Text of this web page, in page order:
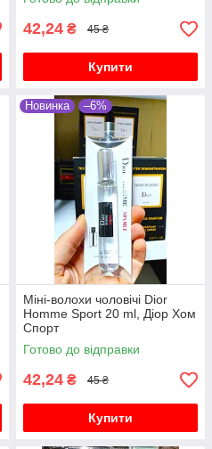
42,24 ₴ 45 ₴
Купити
Новинка –6%
Міні-волохи чоловічі Dior
Homme Sport 20 ml, Діор Хом
Спорт
Готово до відправки
42,24 ₴ 45 ₴
Купити